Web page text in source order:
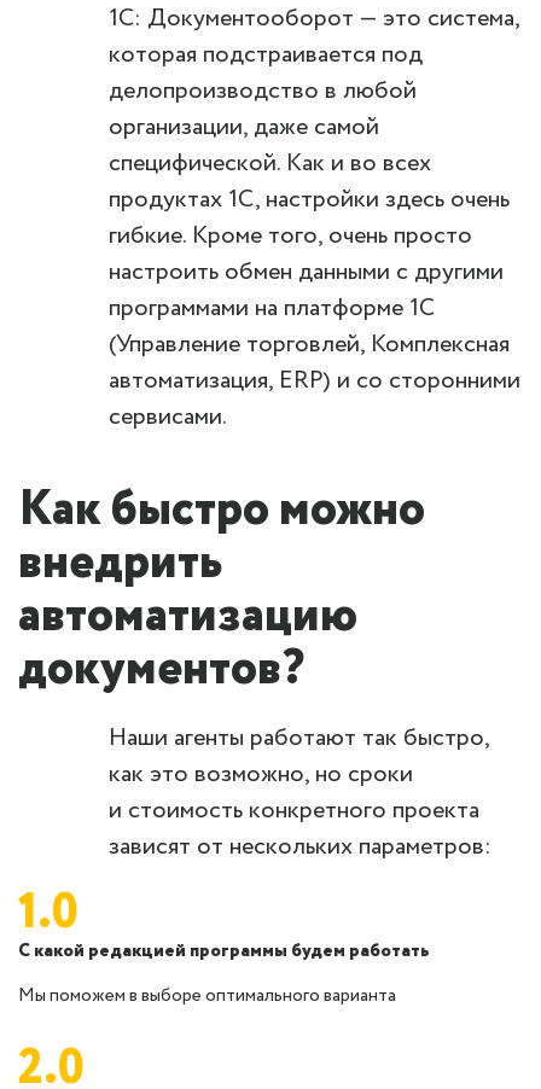
1С: Документооборот — это система,
которая подстраивается под
делопроизводство в любой
организации, даже самой
специфической. Как и во всех
продуктах 1C, настройки здесь очень
гибкие. Кроме того, очень просто
настроить обмен данными с другими
программами на платформе 1С
(Управление торговлей, Комплексная
автоматизация, ERP) и со сторонними
сервисами.
Как быстро можно
внедрить
автоматизацию
документов?
Наши агенты работают так быстро,
как это возможно, но сроки
и стоимость конкретного проекта
зависят от нескольких параметров:
1.0
С какой редакцией программы будем работать
Мы поможем в выборе оптимального варианта
2.0